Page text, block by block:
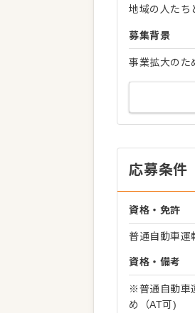
地域の人たち
募集背景
事業拡大のた
応募条件
資格・免許
普通自動車運
資格・備考
※普通自動車
め（AT可)